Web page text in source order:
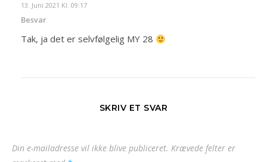
13. Juni 2021 Kl. 09:17
Besvar
Tak, ja det er selvfølgelig MY 28
SKRIV ET SVAR
Din e-mailadresse vil ikke blive publiceret. Krævede felter er